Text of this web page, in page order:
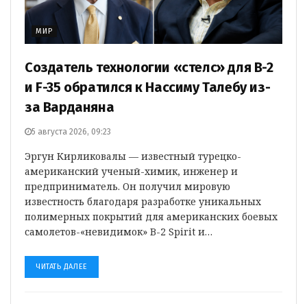
МИР
Создатель технологии «стелс» для B-2
и F-35 обратился к Нассиму Талебу из-
за Варданяна
5 августа 2026, 09:23
Эргун Кирликовалы — известный турецко-
американский ученый-химик, инженер и
предприниматель. Он получил мировую
известность благодаря разработке уникальных
полимерных покрытий для американских боевых
самолетов-«невидимок» B-2 Spirit и…
ЧИТАТЬ ДАЛЕЕ